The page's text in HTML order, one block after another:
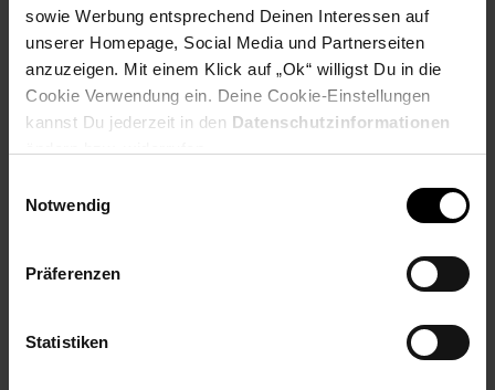
sowie Werbung entsprechend Deinen Interessen auf
unserer Homepage, Social Media und Partnerseiten
anzuzeigen. Mit einem Klick auf „Ok“ willigst Du in die
Cookie Verwendung ein. Deine Cookie-Einstellungen
kannst Du jederzeit in den Datenschutzinformationen
Notwendig
Präferenzen
Statistiken
Er kann mit normalem Holz und Holzkohle befeuert werden
und gibt eine angenehme Wärme ab.
Buschbeck Mexiko-Grill-Kamin Circle
Aus Ton
Schnell und einfach zum Grill umfunktioniert
Zu später Stunde dient Ihnen der Ofen als dekorativer